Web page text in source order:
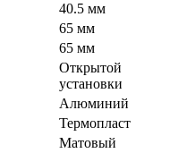
40.5 мм
65 мм
65 мм
Открытой
установки
Алюминий
Термопласт
Матовый